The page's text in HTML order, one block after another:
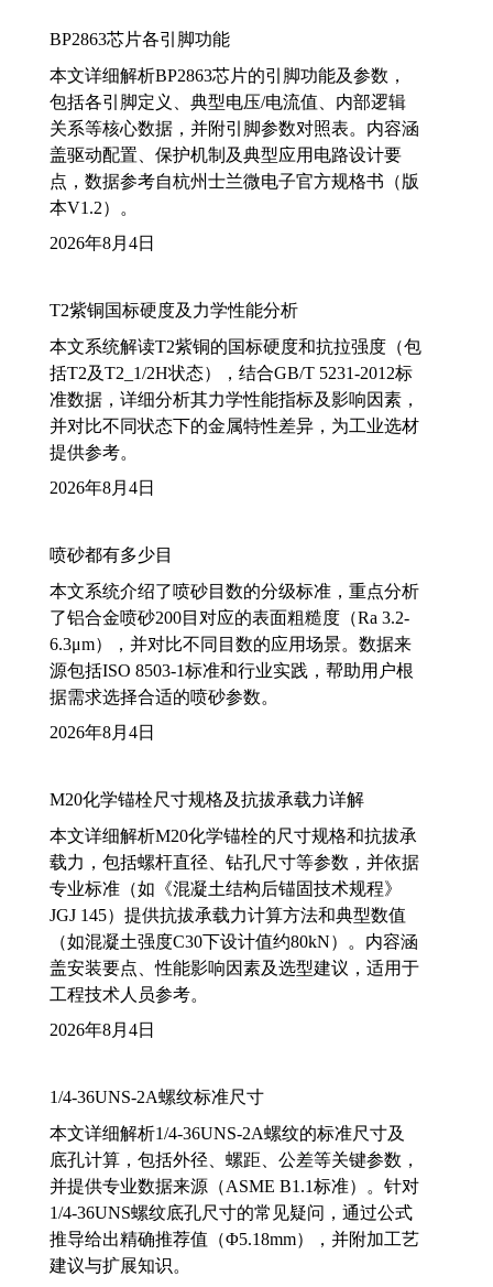
BP2863芯片各引脚功能
本文详细解析BP2863芯片的引脚功能及参数，
包括各引脚定义、典型电压/电流值、内部逻辑
关系等核心数据，并附引脚参数对照表。内容涵
盖驱动配置、保护机制及典型应用电路设计要
点，数据参考自杭州士兰微电子官方规格书（版
本V1.2）。
2026年8月4日
T2紫铜国标硬度及力学性能分析
本文系统解读T2紫铜的国标硬度和抗拉强度（包
括T2及T2_1/2H状态），结合GB/T 5231-2012标
准数据，详细分析其力学性能指标及影响因素，
并对比不同状态下的金属特性差异，为工业选材
提供参考。
2026年8月4日
喷砂都有多少目
本文系统介绍了喷砂目数的分级标准，重点分析
了铝合金喷砂200目对应的表面粗糙度（Ra 3.2-
6.3μm），并对比不同目数的应用场景。数据来
源包括ISO 8503-1标准和行业实践，帮助用户根
据需求选择合适的喷砂参数。
2026年8月4日
M20化学锚栓尺寸规格及抗拔承载力详解
本文详细解析M20化学锚栓的尺寸规格和抗拔承
载力，包括螺杆直径、钻孔尺寸等参数，并依据
专业标准（如《混凝土结构后锚固技术规程》
JGJ 145）提供抗拔承载力计算方法和典型数值
（如混凝土强度C30下设计值约80kN）。内容涵
盖安装要点、性能影响因素及选型建议，适用于
工程技术人员参考。
2026年8月4日
1/4-36UNS-2A螺纹标准尺寸
本文详细解析1/4-36UNS-2A螺纹的标准尺寸及
底孔计算，包括外径、螺距、公差等关键参数，
并提供专业数据来源（ASME B1.1标准）。针对
1/4-36UNS螺纹底孔尺寸的常见疑问，通过公式
推导给出精确推荐值（Φ5.18mm），并附加工艺
建议与扩展知识。